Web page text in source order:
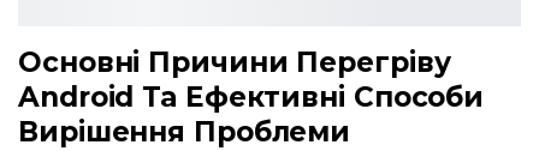
Основні Причини Перегріву
Android Та Ефективні Способи
Вирішення Проблеми